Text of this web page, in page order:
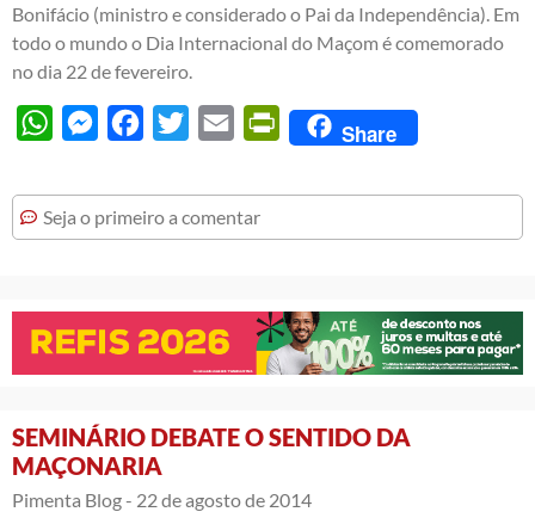
Bonifácio (ministro e considerado o Pai da Independência). Em
todo o mundo o Dia Internacional do Maçom é comemorado
no dia 22 de fevereiro.
WhatsAppMessengerFacebook
Twitter Email PrintFriendly
Share
Seja o primeiro a comentar
SEMINÁRIO DEBATE O SENTIDO DA
MAÇONARIA
Pimenta Blog - 22 de agosto de 2014